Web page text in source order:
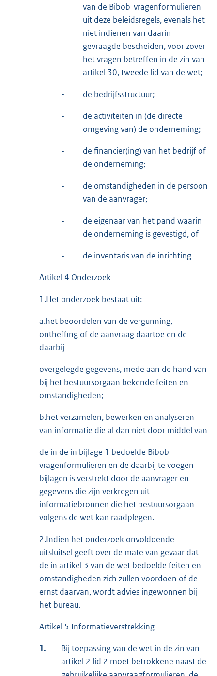
van de Bibob-vragenformulieren
uit deze beleidsregels, evenals het
niet indienen van daarin
gevraagde bescheiden, voor zover
het vragen betreffen in de zin van
artikel 30, tweede lid van de wet;
- de bedrijfsstructuur;
-
de activiteiten in (de directe
omgeving van) de onderneming;
-
de financier(ing) van het bedrijf of
de onderneming;
-
de omstandigheden in de persoon
van de aanvrager;
-
de eigenaar van het pand waarin
de onderneming is gevestigd, of
- de inventaris van de inrichting.
Artikel 4 Onderzoek
1.Het onderzoek bestaat uit:
a.het beoordelen van de vergunning,
ontheffing of de aanvraag daartoe en de
daarbij
overgelegde gegevens, mede aan de hand van
bij het bestuursorgaan bekende feiten en
omstandigheden;
b.het verzamelen, bewerken en analyseren
van informatie die al dan niet door middel van
de in de in bijlage 1 bedoelde Bibob-
vragenformulieren en de daarbij te voegen
bijlagen is verstrekt door de aanvrager en
gegevens die zijn verkregen uit
informatiebronnen die het bestuursorgaan
volgens de wet kan raadplegen.
2.Indien het onderzoek onvoldoende
uitsluitsel geeft over de mate van gevaar dat
de in artikel 3 van de wet bedoelde feiten en
omstandigheden zich zullen voordoen of de
ernst daarvan, wordt advies ingewonnen bij
het bureau.
Artikel 5 Informatieverstrekking
1.
Bij toepassing van de wet in de zin van
artikel 2 lid 2 moet betrokkene naast de